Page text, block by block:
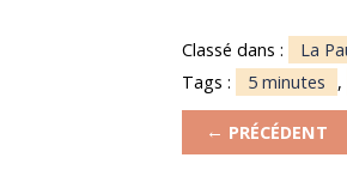
Classé dans :
La
Tags :
5 minutes ,
← PRÉCÉDENT